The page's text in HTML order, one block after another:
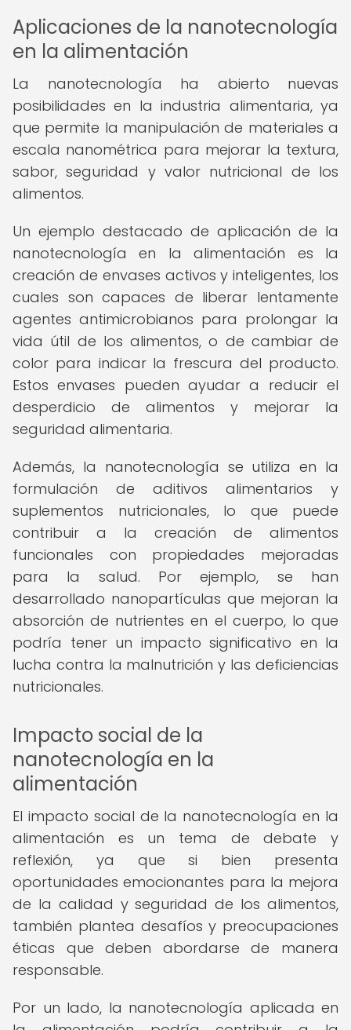
Aplicaciones de la nanotecnología
en la alimentación
La nanotecnología ha abierto nuevas
posibilidades en la industria alimentaria, ya
que permite la manipulación de materiales a
escala nanométrica para mejorar la textura,
sabor, seguridad y valor nutricional de los
alimentos.
Un ejemplo destacado de aplicación de la
nanotecnología en la alimentación es la
creación de envases activos y inteligentes, los
cuales son capaces de liberar lentamente
agentes antimicrobianos para prolongar la
vida útil de los alimentos, o de cambiar de
color para indicar la frescura del producto.
Estos envases pueden ayudar a reducir el
desperdicio de alimentos y mejorar la
seguridad alimentaria.
Además, la nanotecnología se utiliza en la
formulación de aditivos alimentarios y
suplementos nutricionales, lo que puede
contribuir a la creación de alimentos
funcionales con propiedades mejoradas
para la salud. Por ejemplo, se han
desarrollado nanopartículas que mejoran la
absorción de nutrientes en el cuerpo, lo que
podría tener un impacto significativo en la
lucha contra la malnutrición y las deficiencias
nutricionales.
Impacto social de la
nanotecnología en la
alimentación
El impacto social de la nanotecnología en la
alimentación es un tema de debate y
reflexión, ya que si bien presenta
oportunidades emocionantes para la mejora
de la calidad y seguridad de los alimentos,
también plantea desafíos y preocupaciones
éticas que deben abordarse de manera
responsable.
Por un lado, la nanotecnología aplicada en